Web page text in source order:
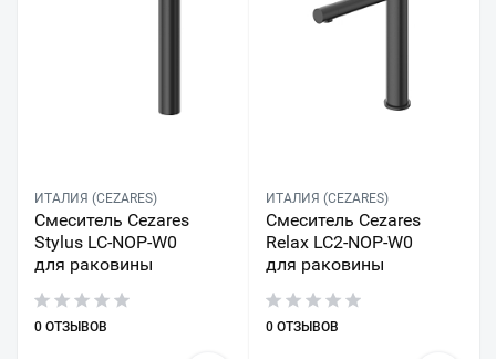
ИТАЛИЯ (CEZARES)
Смеситель Cezares
Stylus LC-NOP-W0
для раковины
0 ОТЗЫВОВ
ИТАЛИЯ (CEZARES)
Смеситель Cezares
Relax LC2-NOP-W0
для раковины
0 ОТЗЫВОВ